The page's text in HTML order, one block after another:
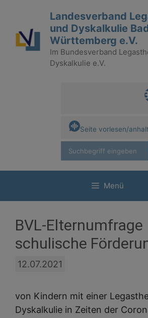
springen
Landesverband
und Dyskalkulie
Württemberg e.V.
Im Bundesverband
Dyskalkulie e.V.
Seite vorlesen/
Menü
BVL-Elternumfrage
schulische
12.07.2021
von Kindern mit einer
Dyskalkulie in Zeiten der